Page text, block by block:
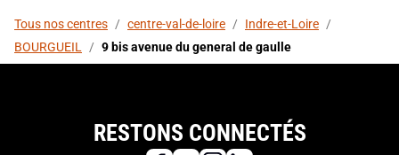
Tous nos centres / centre-val-de-loire / Indre-et-Loire /
BOURGUEIL / 9 bis avenue du general de gaulle
RESTONS CONNECTÉS